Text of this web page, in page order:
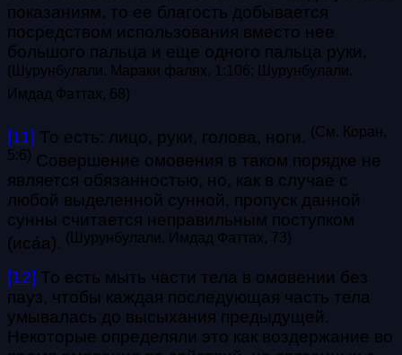
показаниям, то ее благость добывается
посредством использования вместо нее
большого пальца и еще одного пальца руки.
(Шурунбулали. Мараки фалях, 1:106; Шурунбулали.
Имдад Фаттах, 68)
[11] То есть: лицо, руки, голова, ноги. (См. Коран,
5:6) Совершение омовения в таком порядке не
является обязанностью, но, как в случае с
любой выделенной сунной, пропуск данной
сунны считается неправильным поступком
(иса́а). (Шурунбулали. Имдад Фаттах, 73)
[12] То есть мыть части тела в омовении без
пауз, чтобы каждая последующая часть тела
умывалась до высыхания предыдущей.
Некоторые определяли это как воздержание во